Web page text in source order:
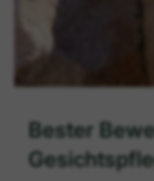
Bester